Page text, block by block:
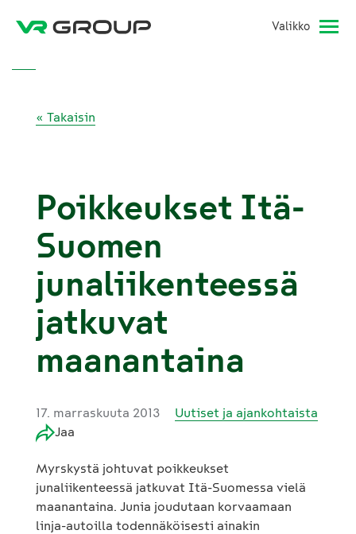
Valikko
« Takaisin
Poikkeukset Itä-
Suomen
junaliikenteessä
jatkuvat
maanantaina
17. marraskuuta 2013
Uutiset ja ajankohtaista
Jaa
Myrskystä johtuvat poikkeukset
junaliikenteessä jatkuvat Itä-Suomessa vielä
maanantaina. Junia joudutaan korvaamaan
linja-autoilla todennäköisesti ainakin